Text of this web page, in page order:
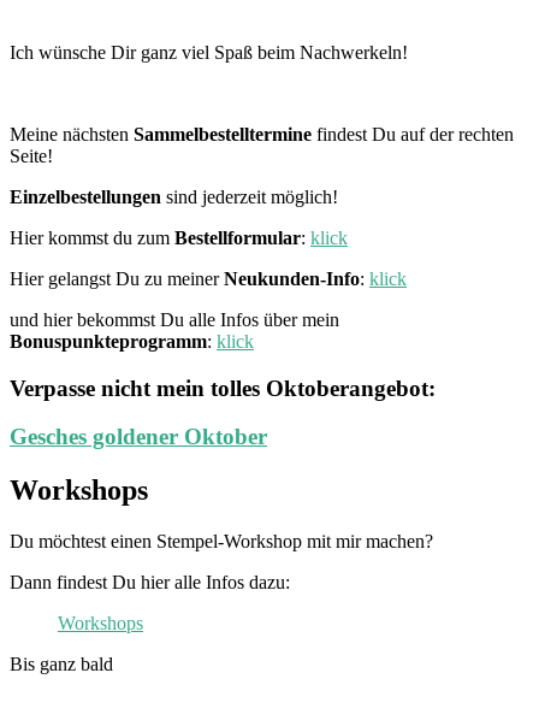
Ich wünsche Dir ganz viel Spaß beim Nachwerkeln!
Meine nächsten Sammelbestelltermine findest Du auf der rechten
Seite!
Einzelbestellungen sind jederzeit möglich!
Hier kommst du zum Bestellformular: klick
Hier gelangst Du zu meinerNeukunden-Info: klick
und hier bekommst Du alle Infos über mein
Bonuspunkteprogramm: klick
Verpasse nicht mein tolles Oktoberangebot:
Gesches goldener Oktober
Workshops
Du möchtest einen Stempel-Workshop mit mir machen?
Dann findest Du hier alle Infos dazu:
Workshops
Bis ganz bald